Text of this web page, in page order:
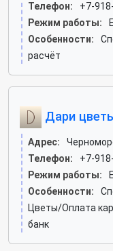
Телефон:
+7-
Режим работы:
Особенности:
расчёт
Дари
Адрес:
Телефон:
+7-
Режим работы:
Особенности:
Цветы/Оплата
банк